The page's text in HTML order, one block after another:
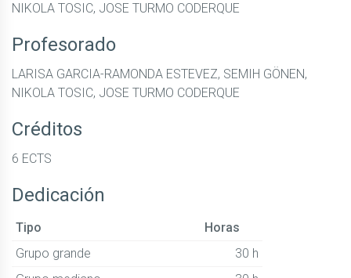
NIKOLA TOSIC, JOSE TURMO CODERQUE
Profesorado
LARISA GARCIA-RAMONDA ESTEVEZ, SEMIH GÖNEN,
NIKOLA TOSIC, JOSE TURMO CODERQUE
Créditos
6 ECTS
Dedicación
Tipo
Horas
Grupo grande
30 h